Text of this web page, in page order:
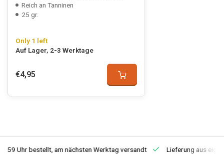
Reich an Tanninen
25 gr.
Only 1 left
Auf Lager, 2-3 Werktage
€4,95
Uhr bestellt, am nächsten Werktag versandt Lieferung aus